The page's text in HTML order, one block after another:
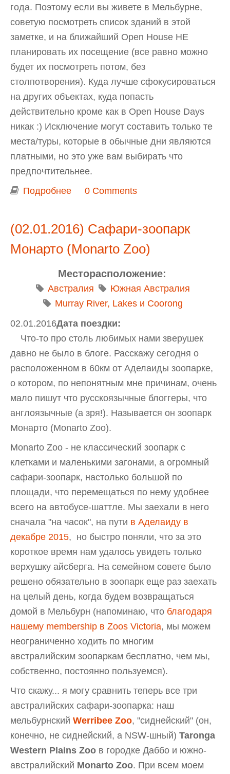
года. Поэтому если вы живете в Мельбурне,
советую посмотреть список зданий в этой
заметке, и на ближайший Open House НЕ
планировать их посещение (все равно можно
будет их посмотреть потом, без
столпотворения). Куда лучше сфокусироваться
на других объектах, куда попасть
действительно кроме как в Open House Days
никак :) Исключение могут составить только те
места/туры, которые в обычные дни являются
платными, но это уже вам выбирать что
предпочтительнее.
Подробнее о Open House Melbourne: список
0 Comments
(02.01.2016) Сафари-зоопарк
Монарто (Monarto Zoo)
Месторасположение:
Австралия
Южная Австралия
Murray River, Lakes и Coorong
Дата поездки:
02.01.2016
Что-то про столь любимых нами зверушек
давно не было в блоге. Расскажу сегодня о
расположенном в 60км от Аделаиды зоопарке,
о котором, по непонятным мне причинам, очень
мало пишут что русскоязычные блоггеры, что
англоязычные (а зря!). Называется он зоопарк
Монарто (Monarto Zoo).
Monarto Zoo - не классический зоопарк с
клетками и маленькими загонами, а огромный
сафари-зоопарк, настолько большой по
площади, что перемещаться по нему удобнее
всего на автобусе-шаттле. Мы заехали в него
сначала "на часок", на пути в Аделаиду в
декабре 2015, но быстро поняли, что за это
короткое время нам удалось увидеть только
верхушку айсберга. На семейном совете было
решено обязательно в зоопарк еще раз заехать
на целый день, когда будем возвращаться
домой в Мельбурн (напоминаю, что благодаря
нашему membership в Zoos Victoria, мы можем
неограниченно ходить по многим
австралийским зоопаркам бесплатно, чем мы,
собственно, постоянно пользуемся).
Что скажу... я могу сравнить теперь все три
австралийских сафари-зоопарка: наш
мельбурнский Werribee Zoo, "сиднейский" (он,
конечно, не сиднейский, а NSW-шный) Taronga
Western Plains Zoo в городке Даббо и южно-
австралийский Monarto Zoo. При всем моем